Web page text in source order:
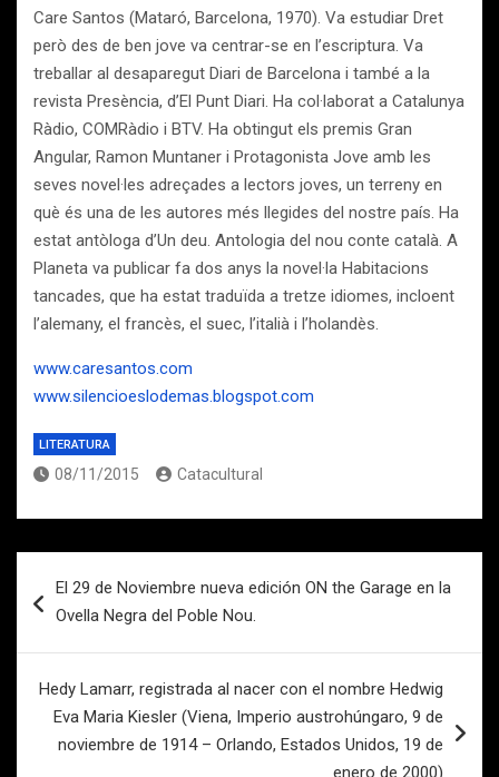
Care Santos (Mataró, Barcelona, 1970). Va estudiar Dret
però des de ben jove va centrar-se en l’escriptura. Va
treballar al desaparegut Diari de Barcelona i també a la
revista Presència, d’El Punt Diari. Ha col·laborat a Catalunya
Ràdio, COMRàdio i BTV. Ha obtingut els premis Gran
Angular, Ramon Muntaner i Protagonista Jove amb les
seves novel·les adreçades a lectors joves, un terreny en
què és una de les autores més llegides del nostre país. Ha
estat antòloga d’Un deu. Antologia del nou conte català. A
Planeta va publicar fa dos anys la novel·la Habitacions
tancades, que ha estat traduïda a tretze idiomes, incloent
l’alemany, el francès, el suec, l’italià i l’holandès.
www.caresantos.com
www.silencioeslodemas.blogspot.com
LITERATURA
08/11/2015 Catacultural
de
El 29 de Noviembre nueva edición ON the Garage en la
Ovella Negra del Poble Nou.
Hedy Lamarr, registrada al nacer con el nombre Hedwig
Eva Maria Kiesler (Viena, Imperio austrohúngaro, 9 de
noviembre de 1914 – Orlando, Estados Unidos, 19 de
enero de 2000)